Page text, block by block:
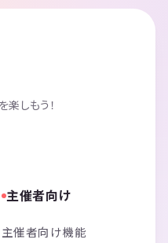
しもう！
主催者向け
主催者向け機能